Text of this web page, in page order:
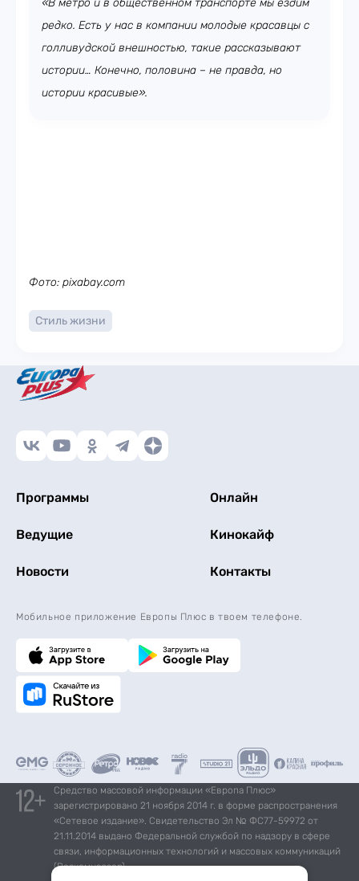
«В метро и в общественном транспорте мы ездим
редко. Есть у нас в компании молодые красавцы с
голливудской внешностью, такие рассказывают
истории… Конечно, половина – не правда, но
истории красивые».
Фото: pixabay.com
Стиль жизни
Программы Онлайн
Ведущие Кинокайф
Новости Контакты
Мобильное приложение Европы Плюс в твоем телефоне.
Средство массовой информации «Европа Плюс»
зарегистрировано 21 ноября 2014 г. в форме распространения
«Сетевое издание». Свидетельство Эл № ФС77-59972 от
21.11.2014 выдано Федеральной службой по надзору в сфере
связи, информационных технологий и массовых коммуникаций
(Роскомнадзор).